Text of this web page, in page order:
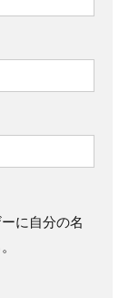
に自分の名